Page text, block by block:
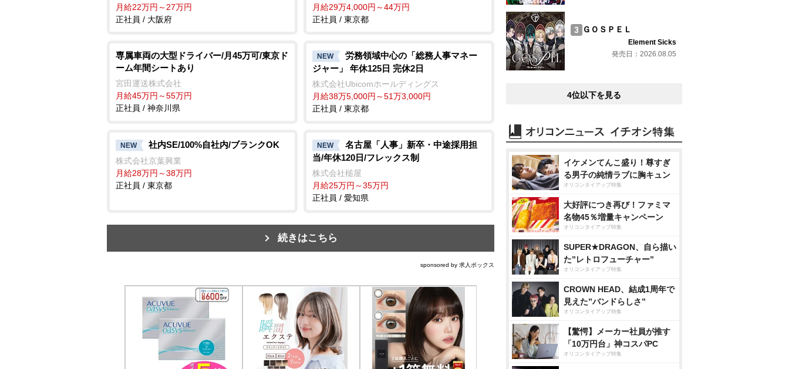
月給22万円～27万円
正社員 / 大阪府
月給29万4,000円～44万円
正社員 / 東京都
専属車両の大型ドライバー/月45万可/東京ド
ーム年間シートあり
宮田運送株式会社
月給45万円～55万円
正社員 / 神奈川県
NEW
労務領域中心の「総務人事マネー
ジャー」 年休125日 完休2日
株式会社Ubicomホールディングス
月給38万5,000円～51万3,000円
正社員 / 東京都
NEW 社内SE/100%自社内/ブランクOK
株式会社京葉興業
月給28万円～38万円
正社員 / 東京都
NEW
名古屋「人事」新卒・中途採用担
当/年休120日/フレックス制
株式会社槌屋
月給25万円～35万円
正社員 / 愛知県
続きはこちら
sponsored by 求人ボックス
ＧＯＳＰＥＬ
Element Sicks
発売日：2026.08.05
4位以下を見る
イケメンてんこ盛り！尊すぎ
る男子の純情ラブに胸キュン
オリコンタイアップ特集
大好評につき再び！ファミマ
名物45％増量キャンペーン
オリコンタイアップ特集
SUPER★DRAGON、自ら描い
た”レトロフューチャー”
オリコンタイアップ特集
CROWN HEAD、結成1周年で
見えた”バンドらしさ”
オリコンタイアップ特集
【驚愕】メーカー社員が推す
「10万円台」神コスパPC
オリコンタイアップ特集